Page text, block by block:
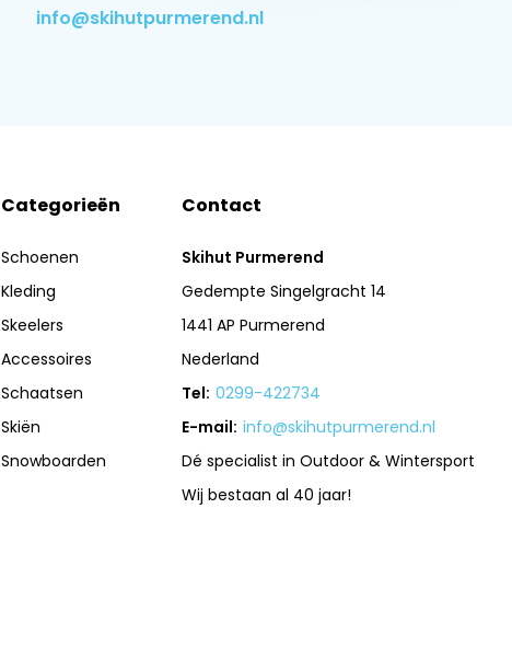
info@skihutpurmerend.nl
Categorieën
Schoenen
Kleding
Skeelers
Accessoires
Schaatsen
Skiën
Snowboarden
Contact
Skihut Purmerend
Gedempte Singelgracht 14
1441 AP Purmerend
Nederland
Tel: 0299-422734
E-mail: info@skihutpurmerend.nl
Dé specialist in Outdoor & Wintersport
Wij bestaan al 40 jaar!